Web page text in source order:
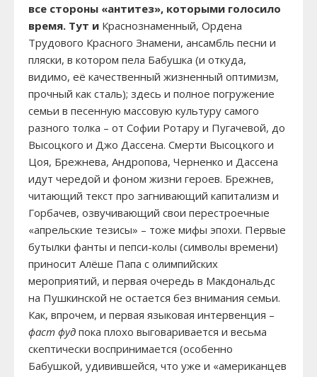
все стороны «антитез», которыми голосило
время. Тут и Краснознаменный, Ордена
Трудового Красного Знамени, ансамбль песни и
пляски, в котором пела Бабушка (и откуда,
видимо, её качественный жизненный оптимизм,
прочный как сталь); здесь и полное погружение
семьи в песенную массовую культуру самого
разного толка – от Софии Ротару и Пугачевой, до
Высоцкого и Джо Дассена. Смерти Высоцкого и
Цоя, Брежнева, Андропова, Черненко и Дассена
идут чередой и фоном жизни героев. Брежнев,
читающий текст про загнивающий капитализм и
Горбачев, озвучивающий свои перестроечные
«апрельские тезисы» – тоже мифы эпохи. Первые
бутылки фанты и пепси-колы (символы времени)
приносит Алёше Папа с олимпийских
мероприятий, и первая очередь в Макдональдс
на Пушкинской не остается без внимания семьи.
Как, впрочем, и первая языковая интервенция –
фаст фуд пока плохо выговаривается и весьма
скептически воспринимается (особенно
Бабушкой, удивившейся, что уже и «американцев